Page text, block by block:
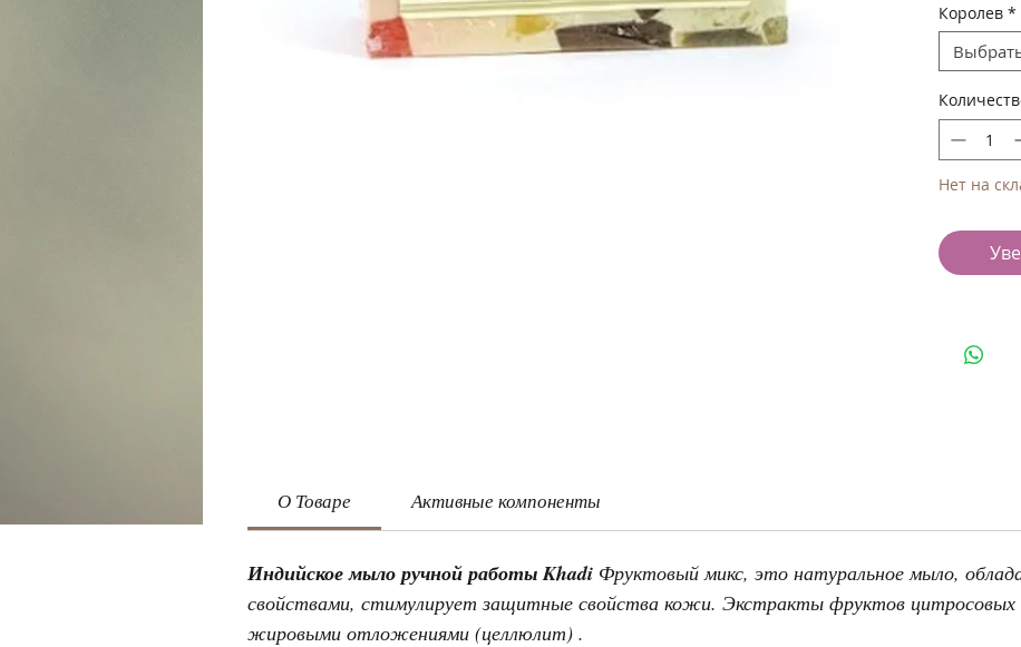
Королев *
Нет на
О Товаре Активные компоненты
Индийское мыло ручной работы Khadi Фруктовый микс, это натуральное мыло,
свойствами, стимулирует защитные свойства кожи. Экстракты фруктов цитросовых
жировыми отложениями (целлюлит) .